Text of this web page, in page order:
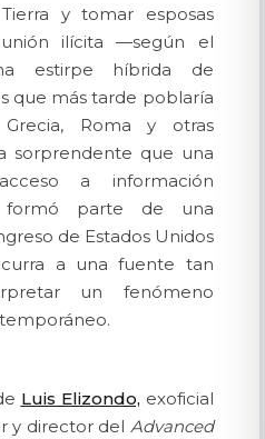
y tomar esposas
ilícita —según el
estirpe híbrida de
que más tarde poblaría
Roma y otras
sorprendente que una
a información
formó parte de una
de Estados Unidos
a una fuente tan
un fenómeno
Luis Elizondo, exoficial
y director del Advanced